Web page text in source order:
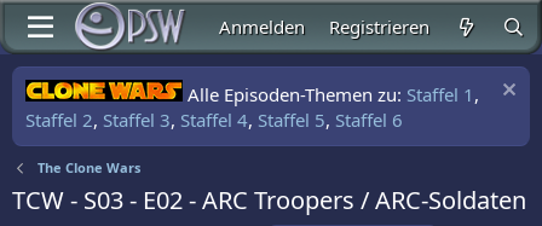
Anmelden Registrieren
Alle Episoden-Themen zu: Staffel 1 ,
Staffel 2, Staffel 3, Staffel 4, Staffel 5, Staffel 6
The Clone Wars
TCW - S03 - E02 - ARC Troopers / ARC-Soldaten